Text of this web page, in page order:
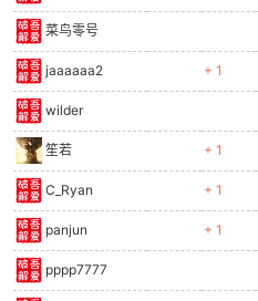
菜鸟零号
jaaaaaa2 + 1
wilder
笙若 + 1
C_Ryan + 1
panjun + 1
pppp7777